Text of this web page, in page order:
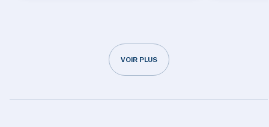
VOIR PLUS